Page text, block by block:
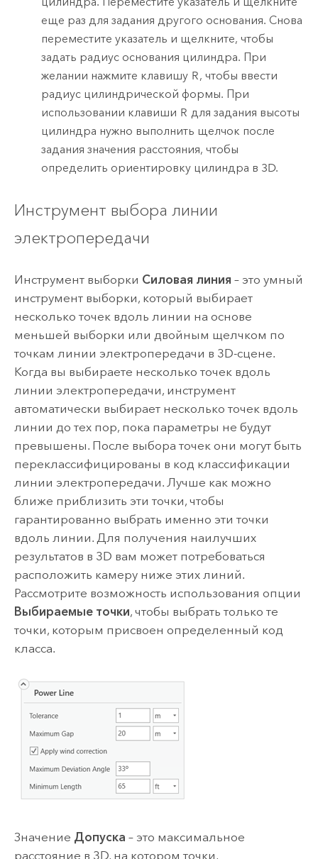
еще раз для задания другого основания. Снова
переместите указатель и щелкните, чтобы
задать радиус основания цилиндра. При
желании нажмите клавишу R, чтобы ввести
радиус цилиндрической формы. При
использовании клавиши R для задания высоты
цилиндра нужно выполнить щелчок после
задания значения расстояния, чтобы
определить ориентировку цилиндра в 3D.
Инструмент выбора линии
электропередачи
Инструмент выборки Силовая линия – это умный
инструмент выборки, который выбирает
несколько точек вдоль линии на основе
меньшей выборки или двойным щелчком по
точкам линии электропередачи в 3D-сцене.
Когда вы выбираете несколько точек вдоль
линии электропередачи, инструмент
автоматически выбирает несколько точек вдоль
линии до тех пор, пока параметры не будут
превышены. После выбора точек они могут быть
переклассифицированы в код классификации
линии электропередачи. Лучше как можно
ближе приблизить эти точки, чтобы
гарантированно выбрать именно эти точки
вдоль линии. Для получения наилучших
результатов в 3D вам может потребоваться
расположить камеру ниже этих линий.
Рассмотрите возможность использования опции
Выбираемые точки, чтобы выбрать только те
точки, которым присвоен определенный код
класса.
Значение Допуска – это максимальное
расстояние в 3D, на котором точки,